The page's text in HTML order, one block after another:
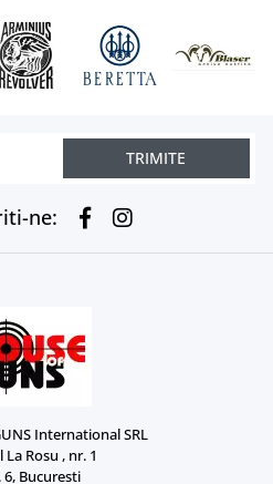
TRIMITE
ne:
International SRL
Rosu , nr. 1
6, Bucuresti